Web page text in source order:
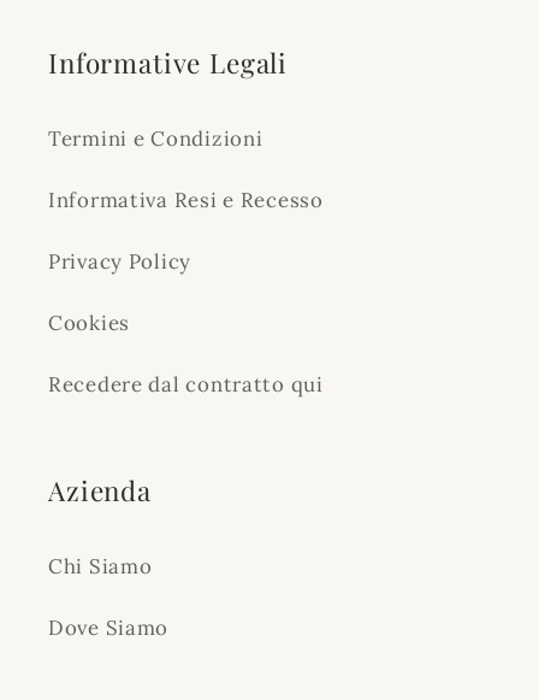
Informative Legali
Termini e Condizioni
Informativa Resi e Recesso
Privacy Policy
Cookies
Recedere dal contratto qui
Azienda
Chi Siamo
Dove Siamo